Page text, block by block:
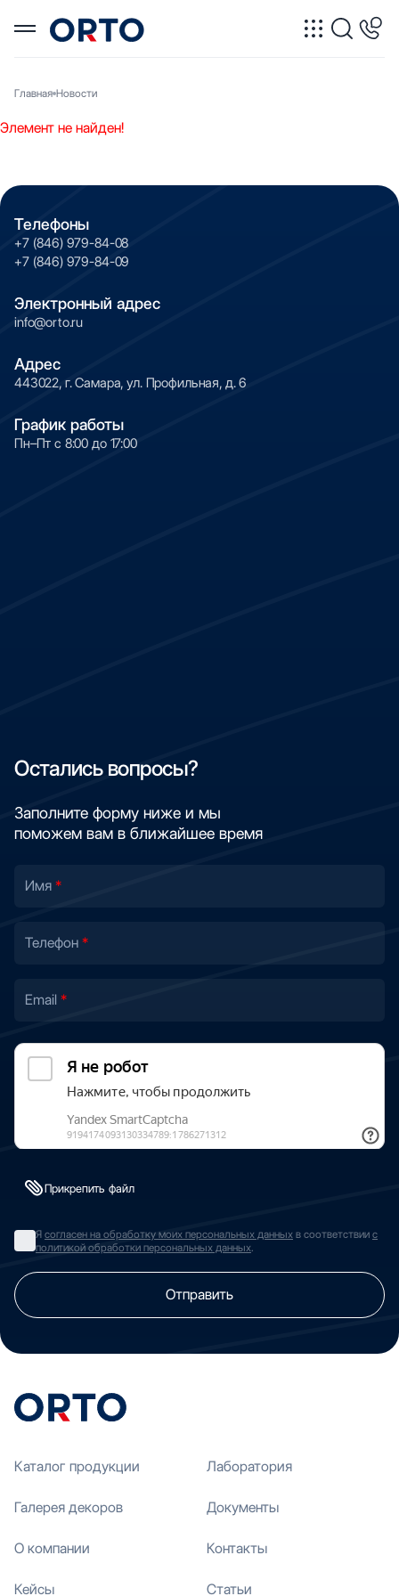
Главная Новости
Элемент не найден!
Остались вопросы?
Заполните форму ниже и мы
поможем вам в ближайшее время
Имя
Телефон
Email
Прикрепить файл
Я согласен на обработку моих персональных данных в соответствии с
политикой обработки персональных данных.
Отправить
Телефоны
+7 (846) 979-84-08
+7 (846) 979-84-09
Электронный адрес
info@orto.ru
Адрес
443022, г. Самара, ул. Профильная, д. 6
График работы
Пн–Пт с 8:00 до 17:00
Каталог продукции
Галерея декоров
О компании
Кейсы
Лаборатория
Документы
Контакты
Статьи